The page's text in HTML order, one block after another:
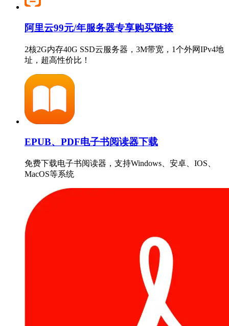
阿里云99元/年服务器专享购买链接
2核2G内存40G SSD云服务器，3M带宽，1个外网IPv4地
址，超高性价比！
EPUB、PDF电子书阅读器下载
免费下载电子书阅读器，支持Windows、安卓、IOS、
MacOS等系统